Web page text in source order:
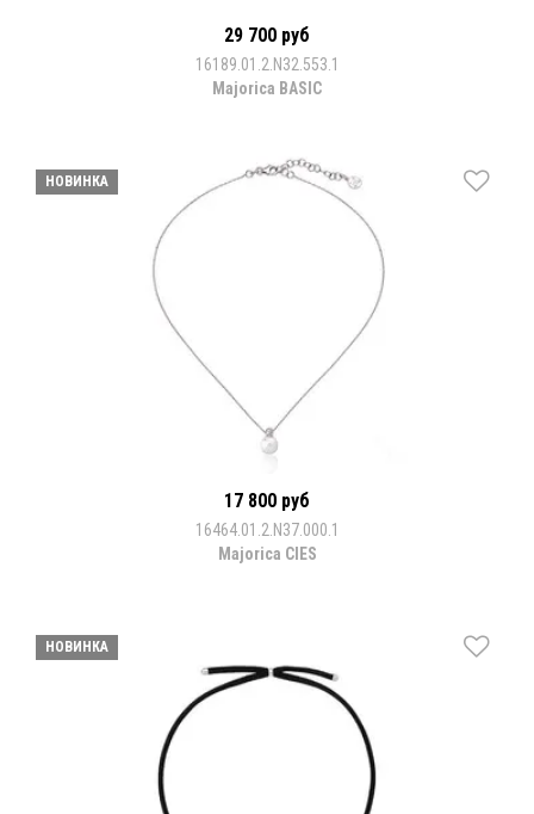
29 700 руб
16189.01.2.N32.553.1
Majorica BASIC
НОВИНКА
17 800 руб
16464.01.2.N37.000.1
Majorica CIES
НОВИНКА